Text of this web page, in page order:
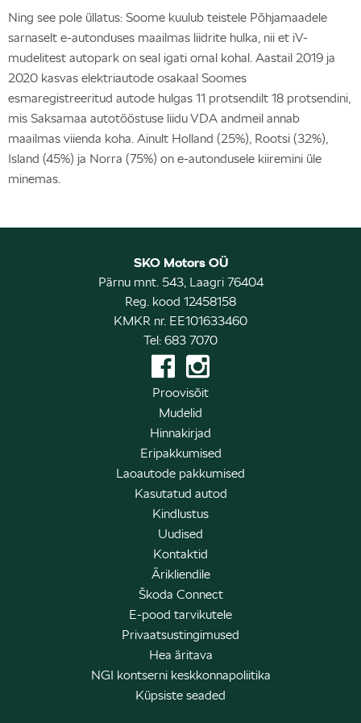
Ning see pole üllatus: Soome kuulub teistele Põhjamaadele
sarnaselt e-autonduses maailmas liidrite hulka, nii et iV-
mudelitest autopark on seal igati omal kohal. Aastail 2019 ja
2020 kasvas elektriautode osakaal Soomes
esmaregistreeritud autode hulgas 11 protsendilt 18 protsendini,
mis Saksamaa autotööstuse liidu VDA andmeil annab
maailmas viienda koha. Ainult Holland (25%), Rootsi (32%),
Island (45%) ja Norra (75%) on e-autondusele kiiremini üle
minemas.
SKO Motors OÜ
Pärnu mnt. 543, Laagri 76404
Reg. kood 12458158
KMKR nr. EE101633460
Tel: 683 7070
Proovisõit
Mudelid
Hinnakirjad
Eripakkumised
Laoautode pakkumised
Kasutatud autod
Kindlustus
Uudised
Kontaktid
Ärikliendile
Škoda Connect
E-pood tarvikutele
Privaatsustingimused
Hea äritava
NGI kontserni keskkonnapoliitika
Küpsiste seaded